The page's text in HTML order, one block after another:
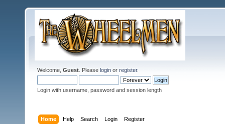
Welcome, Guest . Please login or register.
Login with username, password and session length
Home Help Search Login Register